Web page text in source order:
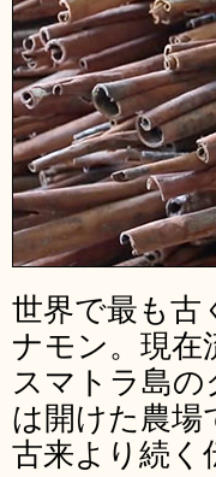
世界で最も古
ナモン。現在
スマトラ島
は開けた農場
古来より続く